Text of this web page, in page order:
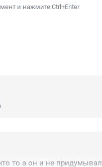
и нажмите Ctrl+Enter
то а он и не придумывал